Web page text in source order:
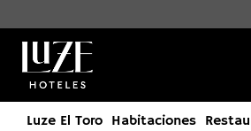
Luze El Toro Habitaciones